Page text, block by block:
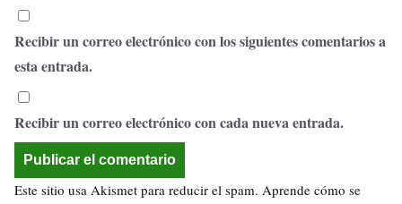
Recibir un correo electrónico con los siguientes comentarios a
esta entrada.
Recibir un correo electrónico con cada nueva entrada.
Este sitio usa Akismet para reducir el spam. Aprende cómo se